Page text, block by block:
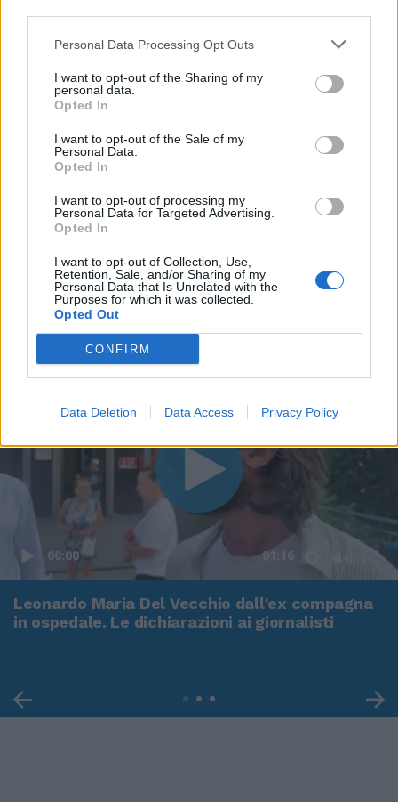
Personal Data Processing Opt Outs
I want to opt-out of the Sharing of my
personal data.
Opted In
I want to opt-out of the Sale of my
Personal Data.
Opted In
I want to opt-out of processing my
Personal Data for Targeted Advertising.
Opted In
I want to opt-out of Collection, Use,
Retention, Sale, and/or Sharing of my
Personal Data that Is Unrelated with the
Purposes for which it was collected.
Opted Out
CONFIRM
Data Deletion Data Access Privacy Policy
00:00 01:16
Leonardo Maria Del Vecchio dall'ex compagna
in ospedale. Le dichiarazioni ai giornalisti